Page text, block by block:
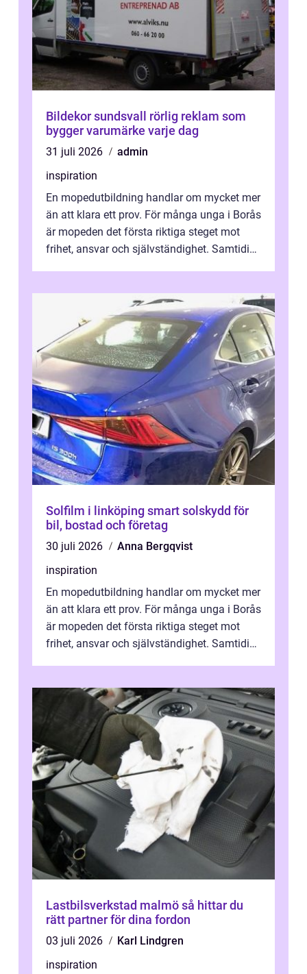
Bildekor sundsvall rörlig reklam som
bygger varumärke varje dag
31 juli 2026
admin
inspiration
En mopedutbildning handlar om mycket mer
än att klara ett prov. För många unga i Borås
är mopeden det första riktiga steget mot
frihet, ansvar och självständighet. Samtidigt
Solfilm i linköping smart solskydd för
bil, bostad och företag
30 juli 2026
Anna Bergqvist
inspiration
En mopedutbildning handlar om mycket mer
än att klara ett prov. För många unga i Borås
är mopeden det första riktiga steget mot
frihet, ansvar och självständighet. Samtidigt
Lastbilsverkstad malmö så hittar du
rätt partner för dina fordon
03 juli 2026
Karl Lindgren
inspiration